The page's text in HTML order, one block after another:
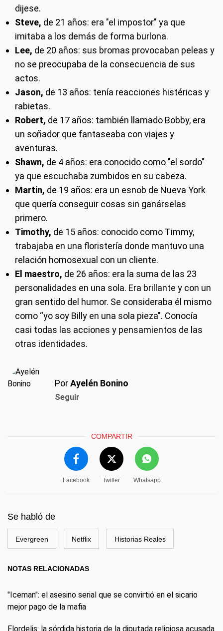
dijese.
Steve, de 21 años: era "el impostor" ya que
imitaba a los demás de forma burlona.
Lee, de 20 años: sus bromas provocaban peleas y
no se preocupaba de la consecuencia de sus
actos.
Jason, de 13 años: tenía reacciones histéricas y
rabietas.
Robert, de 17 años: también llamado Bobby, era
un soñador que fantaseaba con viajes y
aventuras.
Shawn, de 4 años: era conocido como "el sordo"
ya que escuchaba zumbidos en su cabeza.
Martin, de 19 años: era un esnob de Nueva York
que quería conseguir cosas sin ganárselas
primero.
Timothy, de 15 años: conocido como Timmy,
trabajaba en una floristería donde mantuvo una
relación homosexual con un cliente.
El maestro, de 26 años: era la suma de las 23
personalidades en una sola. Era brillante y con un
gran sentido del humor. Se consideraba él mismo
como “yo soy Billy en una sola pieza". Conocía
casi todas las acciones y pensamientos de las
otras identidades.
PorAyelén Bonino
Seguir
COMPARTIR
Facebook Twitter Whatsapp
Se habló de
Evergreen Netflix Historias Reales
NOTAS RELACIONADAS
"Iceman": el asesino serial que se convirtió en el sicario
mejor pago de la mafia
Flordelis: la sórdida historia de la diputada religiosa acusada